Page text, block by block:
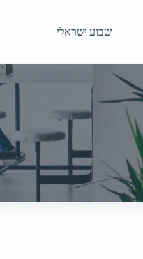
שבוע ישראלי